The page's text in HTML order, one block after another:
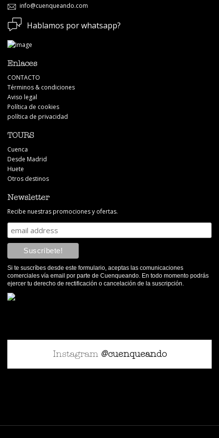
Paola Porras
excelente guía y muy buena explicación del yacimiento.
Carmen Manzano
Recomiendo muy especialmente este tour, -porque
combinar naturaleza ( Casa Encantada) y cultura (
recorrido por Cuenca) es perfecto. - porque el conductor
y el guía son profesionales auténticos, amables y de
buena conversación. - porque el tiempo empleado en el
itinerario es adecuado. ! Enhorabuena!.
Raúl
info@cuenqueando.com
Hablamos por whatsapp?
Enlaces
CONTACTO
Términos & condiciones
Aviso legal
Política de cookies
política de privacidad
TOURS
Cuenca
Desde Madrid
Huete
Otros destinos
Newsletter
Recibe nuestras promociones y ofertas.
Si te suscríbes desde este formulario, aceptas las comunicaciones
comerciales vía email por parte de Cuenqueando. En todo momento podrás
ejercer tu derecho de rectificación o cancelación de la suscripción.
Instagram @cuenqueando